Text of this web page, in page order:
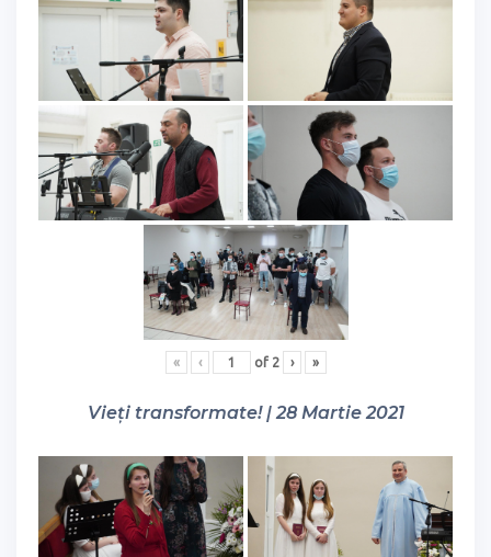
« ‹ of 2 › »
Vieți transformate! | 28 Martie 2021